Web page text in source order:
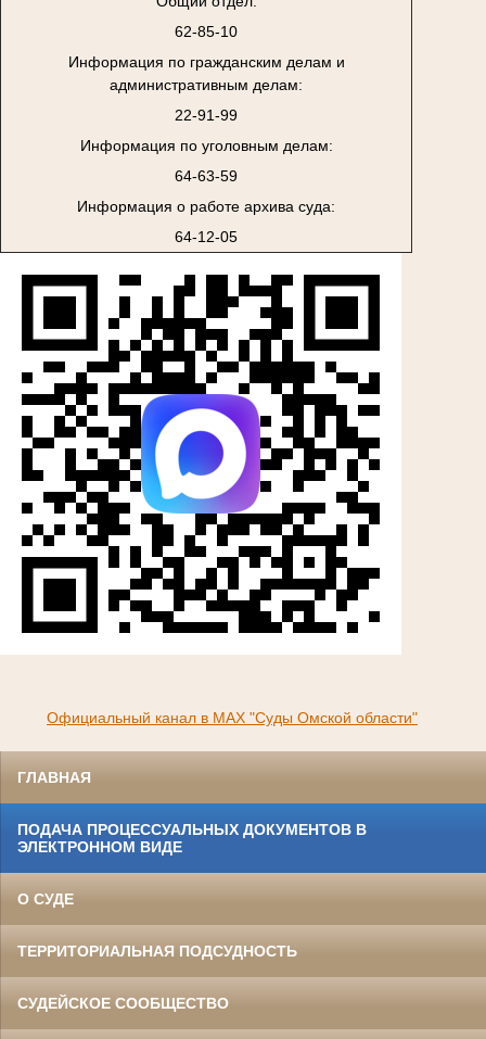
62-85-10
Информация по гражданским делам и
административным делам:
22-91-99
Информация по уголовным делам:
64-63-59
Информация о работе архива суда:
64-12-05
Официальный канал в МАХ "Суды Омской области"
ГЛАВНАЯ
ПОДАЧА ПРОЦЕССУАЛЬНЫХ ДОКУМЕНТОВ В
ЭЛЕКТРОННОМ ВИДЕ
О СУДЕ
ТЕРРИТОРИАЛЬНАЯ ПОДСУДНОСТЬ
СУДЕЙСКОЕ СООБЩЕСТВО